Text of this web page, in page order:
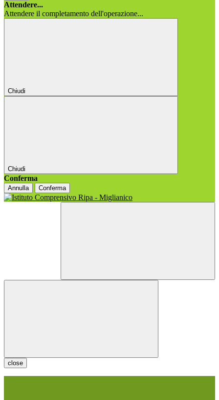
Attendere...
Attendere il completamento dell'operazione...
Chiudi
Chiudi
Conferma
Annulla Conferma
close